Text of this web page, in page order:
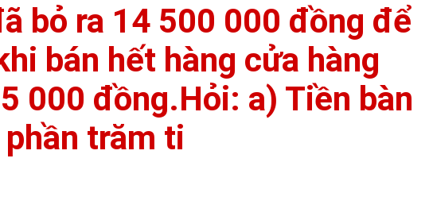
bỏ ra 14 500 000 đồng để
bán hết hàng cửa hàng
000 đồng.Hỏi: a) Tiền bàn
phần trăm ti